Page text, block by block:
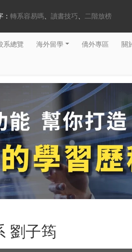
轉系容易嗎 讀書技巧 二階放榜
系總覽 海外留學 僑外專區 關
劉子筠